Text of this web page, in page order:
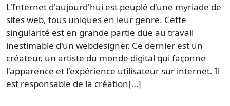
L'Internet d'aujourd'hui est peuplé d'une myriade de
sites web, tous uniques en leur genre. Cette
singularité est en grande partie due au travail
inestimable d'un webdesigner. Ce dernier est un
créateur, un artiste du monde digital qui façonne
l'apparence et l'expérience utilisateur sur internet. Il
est responsable de la création[…]